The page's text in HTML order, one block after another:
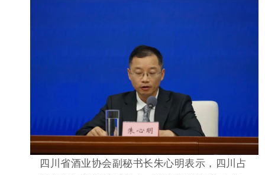
四川省酒业协会副秘书长朱心明表示，四川占